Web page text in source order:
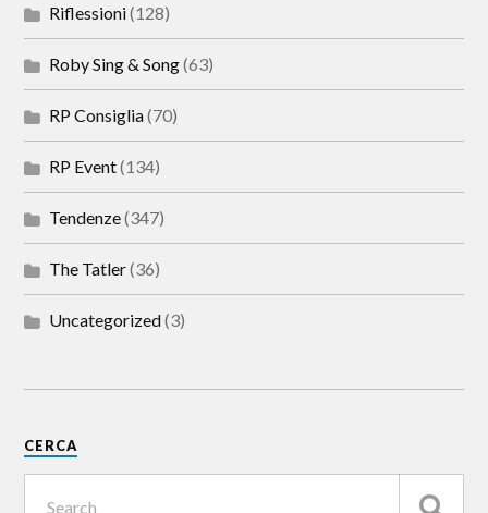
Riflessioni(128)
Roby Sing & Song(63)
RP Consiglia(70)
RP Event(134)
Tendenze(347)
The Tatler(36)
Uncategorized(3)
CERCA